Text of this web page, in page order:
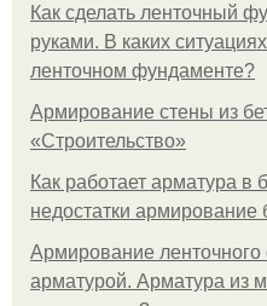
Как сделать ленточный
руками. В каких
ленточном фундаменте?
Армирование стены из
«Строительство»
Как работает арматура
недостатки армирование
Армирование
арматурой. Арматура из